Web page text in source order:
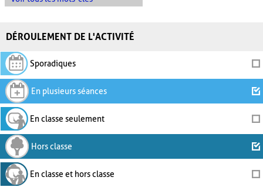
DÉROULEMENT DE L'ACTIVITÉ
Sporadiques
En plusieurs séances
En classe seulement
Hors classe
En classe et hors classe